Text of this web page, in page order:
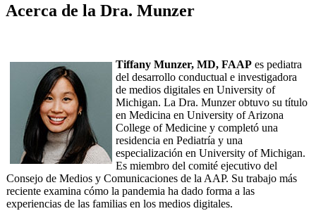
Acerca de la Dra. Munzer
Tiffany Munzer, MD, FAAP es pediatra
del desarrollo conductual e investigadora
de medios digitales en University of
Michigan. La Dra. Munzer obtuvo su título
en Medicina en University of Arizona
College of Medicine y completó una
residencia en Pediatría y una
especialización en University of Michigan.
Es miembro del comité ejecutivo del
Consejo de Medios y Comunicaciones de la AAP. Su trabajo más
reciente examina cómo la pandemia ha dado forma a las
experiencias de las familias en los medios digitales.